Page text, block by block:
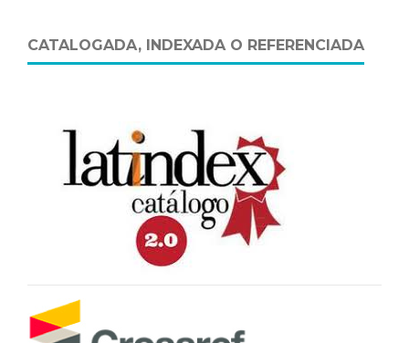
CATALOGADA, INDEXADA O REFERENCIADA